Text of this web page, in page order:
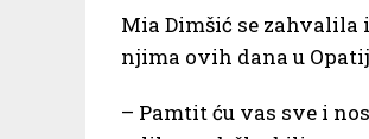
Mia Dimšić se
njima ovih dana u
– Pamtit ću vas sve i